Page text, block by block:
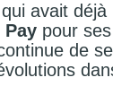
avait déjà
Pay pour
de